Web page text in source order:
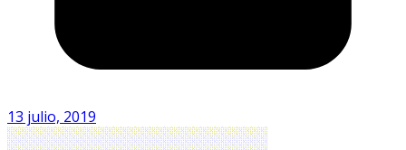
13 julio, 2019